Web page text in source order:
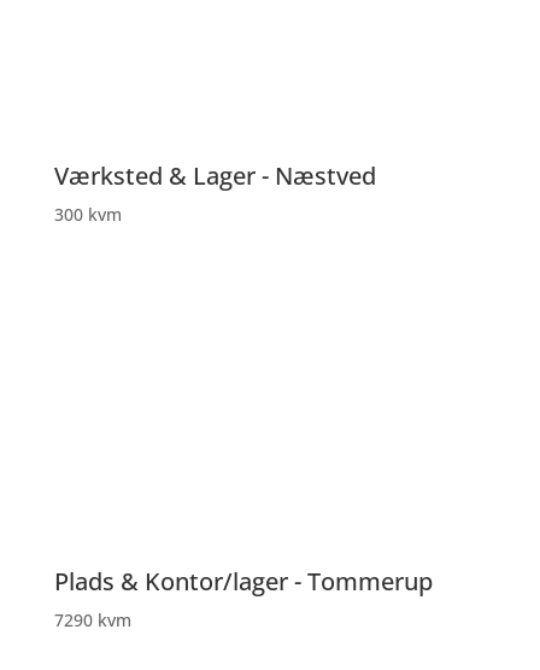
Værksted & Lager - Næstved
300 kvm
Plads & Kontor/lager - Tommerup
7290 kvm